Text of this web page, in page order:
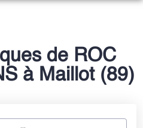
de ROC
à Maillot (89)